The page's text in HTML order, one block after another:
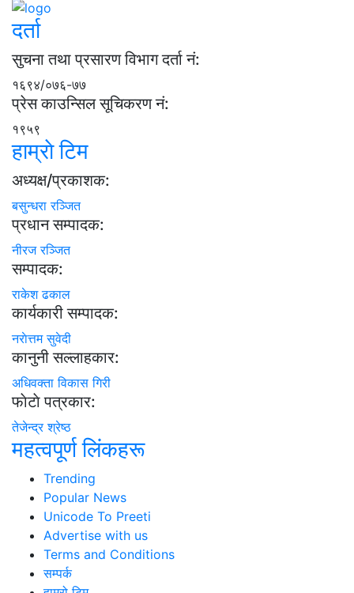
दर्ता
सुचना तथा प्रसारण विभाग दर्ता नं:
१६९४/०७६-७७
प्रेस काउन्सिल सूचिकरण नं:
१९५९
हाम्राे टिम
अध्यक्ष/प्रकाशक:
बसुन्धरा रञ्जित
प्रधान सम्पादक:
नीरज रञ्जित
सम्पादक:
राकेश ढकाल
कार्यकारी सम्पादक:
नराेत्तम सुवेदी
कानुनी सल्लाहकार:
अधिवक्ता विकास गिरी
फाेटाे पत्रकार:
तेजेन्द्र श्रेष्ठ
महत्वपूर्ण लिंकहरू
Trending
Popular News
Unicode To Preeti
Advertise with us
Terms and Conditions
सम्पर्क